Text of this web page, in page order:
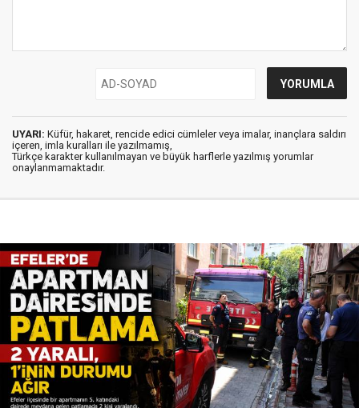
UYARI: Küfür, hakaret, rencide edici cümleler veya imalar, inançlara saldırı
içeren, imla kuralları ile yazılmamış,
Türkçe karakter kullanılmayan ve büyük harflerle yazılmış yorumlar
onaylanmamaktadır.